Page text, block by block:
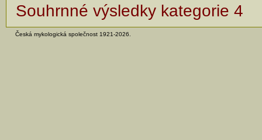
Souhrnné výsledky kategorie 4
Česká mykologická společnost 1921-2026.